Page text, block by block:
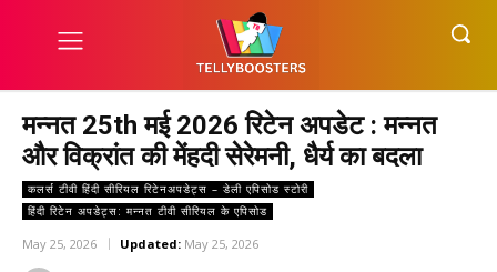
मन्नत 25th मई 2026 रिटेन अपडेट : मन्नत
और विक्रांत की मेंहदी सेरेमनी, धैर्य का बदला
कलर्स टीवी हिंदी सीरियल रिटेनअपडेट्स – डेली एपिसोड स्टोरी
हिंदी रिटेन अपडेट्स: मन्नत टीवी सीरियल के एपिसोड
May 25, 2026 Updated: May 25, 2026